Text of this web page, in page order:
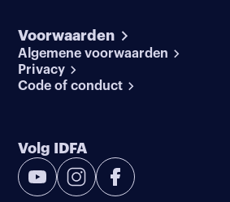
Voorwaarden
Algemene voorwaarden
Privacy
Code of conduct
Volg IDFA